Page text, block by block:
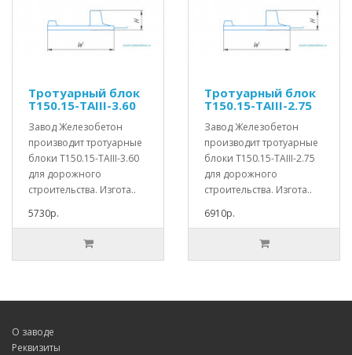
Тротуарный блок
Т150.15-TAIII-3.60
Завод Железобетон
производит тротуарные
блоки Т150.15-TAIII-3.60
для дорожного
строительства. Изгота..
5730р.
Тротуарный блок
Т150.15-TAIII-2.75
Завод Железобетон
производит тротуарные
блоки Т150.15-TAIII-2.75
для дорожного
строительства. Изгота..
6910р.
О заводе
Реквизиты